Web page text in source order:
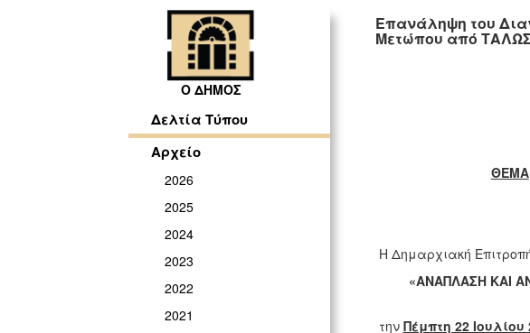
Ο ΔΗΜΟΣ
Δελτία Τύπου
Αρχείο
2026
2025
2024
2023
2022
2021
Επανάληψη του
Μετώπου από
ΘΕΜΑ
Η Δημαρχιακή
«ΑΝΑΠΛΑΣΗ ΚΑΙ
την Πέμπτη 22 Ιουλίου